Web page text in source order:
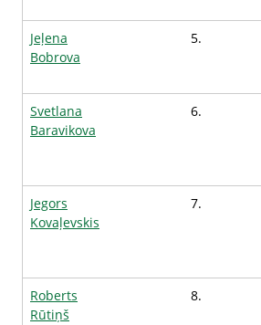
Jeļena
Bobrova
5.
Svetlana
Baravikova
6.
Jegors
Kovaļevskis
7.
Roberts
Rūtiņš
8.